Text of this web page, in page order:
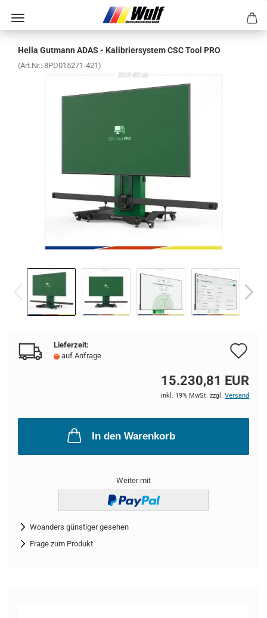
Hella Gut­mann ADAS - Ka­li­brier­sys­tem CSC Tool PRO
(Art.Nr.: 8PD015271-​421)
Lieferzeit:
auf Anfrage
15.230,81 EUR
inkl. 19% MwSt. zzgl. Versand
In den Warenkorb
Weiter mit
Woanders günstiger gesehen
Frage zum Produkt